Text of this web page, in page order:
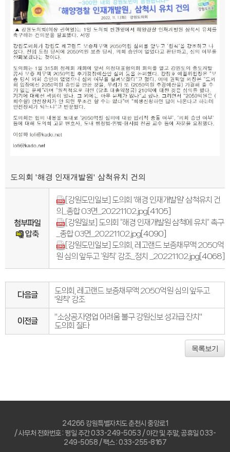
도의회 '해경 인재개발원' 삼척유치 건의
첨부파일
압축
[강원도민일보] 도의회 '해경 인재개발원' 삼척유치 건
의_종합 03면_20221102.jpg [4105]
[강원일보] 도의회 “해경 인재개발원 삼척에 유치” 촉구
_종합 03면_20221102.jpg [4090]
[강원도민일보] 도의회, 레고랜드 보증채무액 2050억
원 심의 앞두고 ‘원칙’ 강조_정치 _20221102.jpg [4068]
다음글
도의회, 레고랜드 보증채무액 2050억원 심의 앞두고
'원칙' 강조
이전글
"소상공.자영업 어려움 불구 강원신보 성과급 잔치"
도의회 질타
목록보기
24266 강원특별자치도 춘천시 중앙로1
/ 사무처 전화번호 : 평일 주간 033-249-5053 / 야간 및 주말, 공휴일 033-
249-5058 / 팩스 : 033-255-8167